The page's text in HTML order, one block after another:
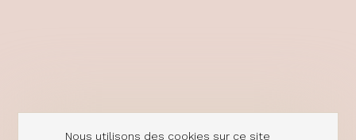
Nous utilisons des cookies sur ce site